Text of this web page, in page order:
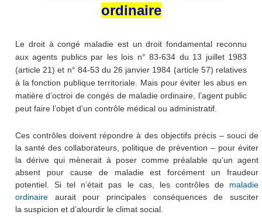
ordinaire
Le droit à congé maladie est un droit fondamental reconnu
aux agents publics par les lois n° 83-634 du 13 juillet 1983
(article 21) et n° 84-53 du 26 janvier 1984 (article 57) relatives
à la fonction publique territoriale. Mais pour éviter les abus en
matière d’octroi de congés de maladie ordinaire, l’agent public
peut faire l’objet d’un contrôle médical ou administratif.
Ces contrôles doivent répondre à des objectifs précis – souci de
la santé des collaborateurs, politique de prévention – pour éviter
la dérive qui mènerait à poser comme préalable qu’un agent
absent pour cause de maladie est forcément un fraudeur
potentiel. Si tel n’était pas le cas, les contrôles de maladie
ordinaire aurait pour principales conséquences de susciter
la suspicion et d’alourdir le climat social.